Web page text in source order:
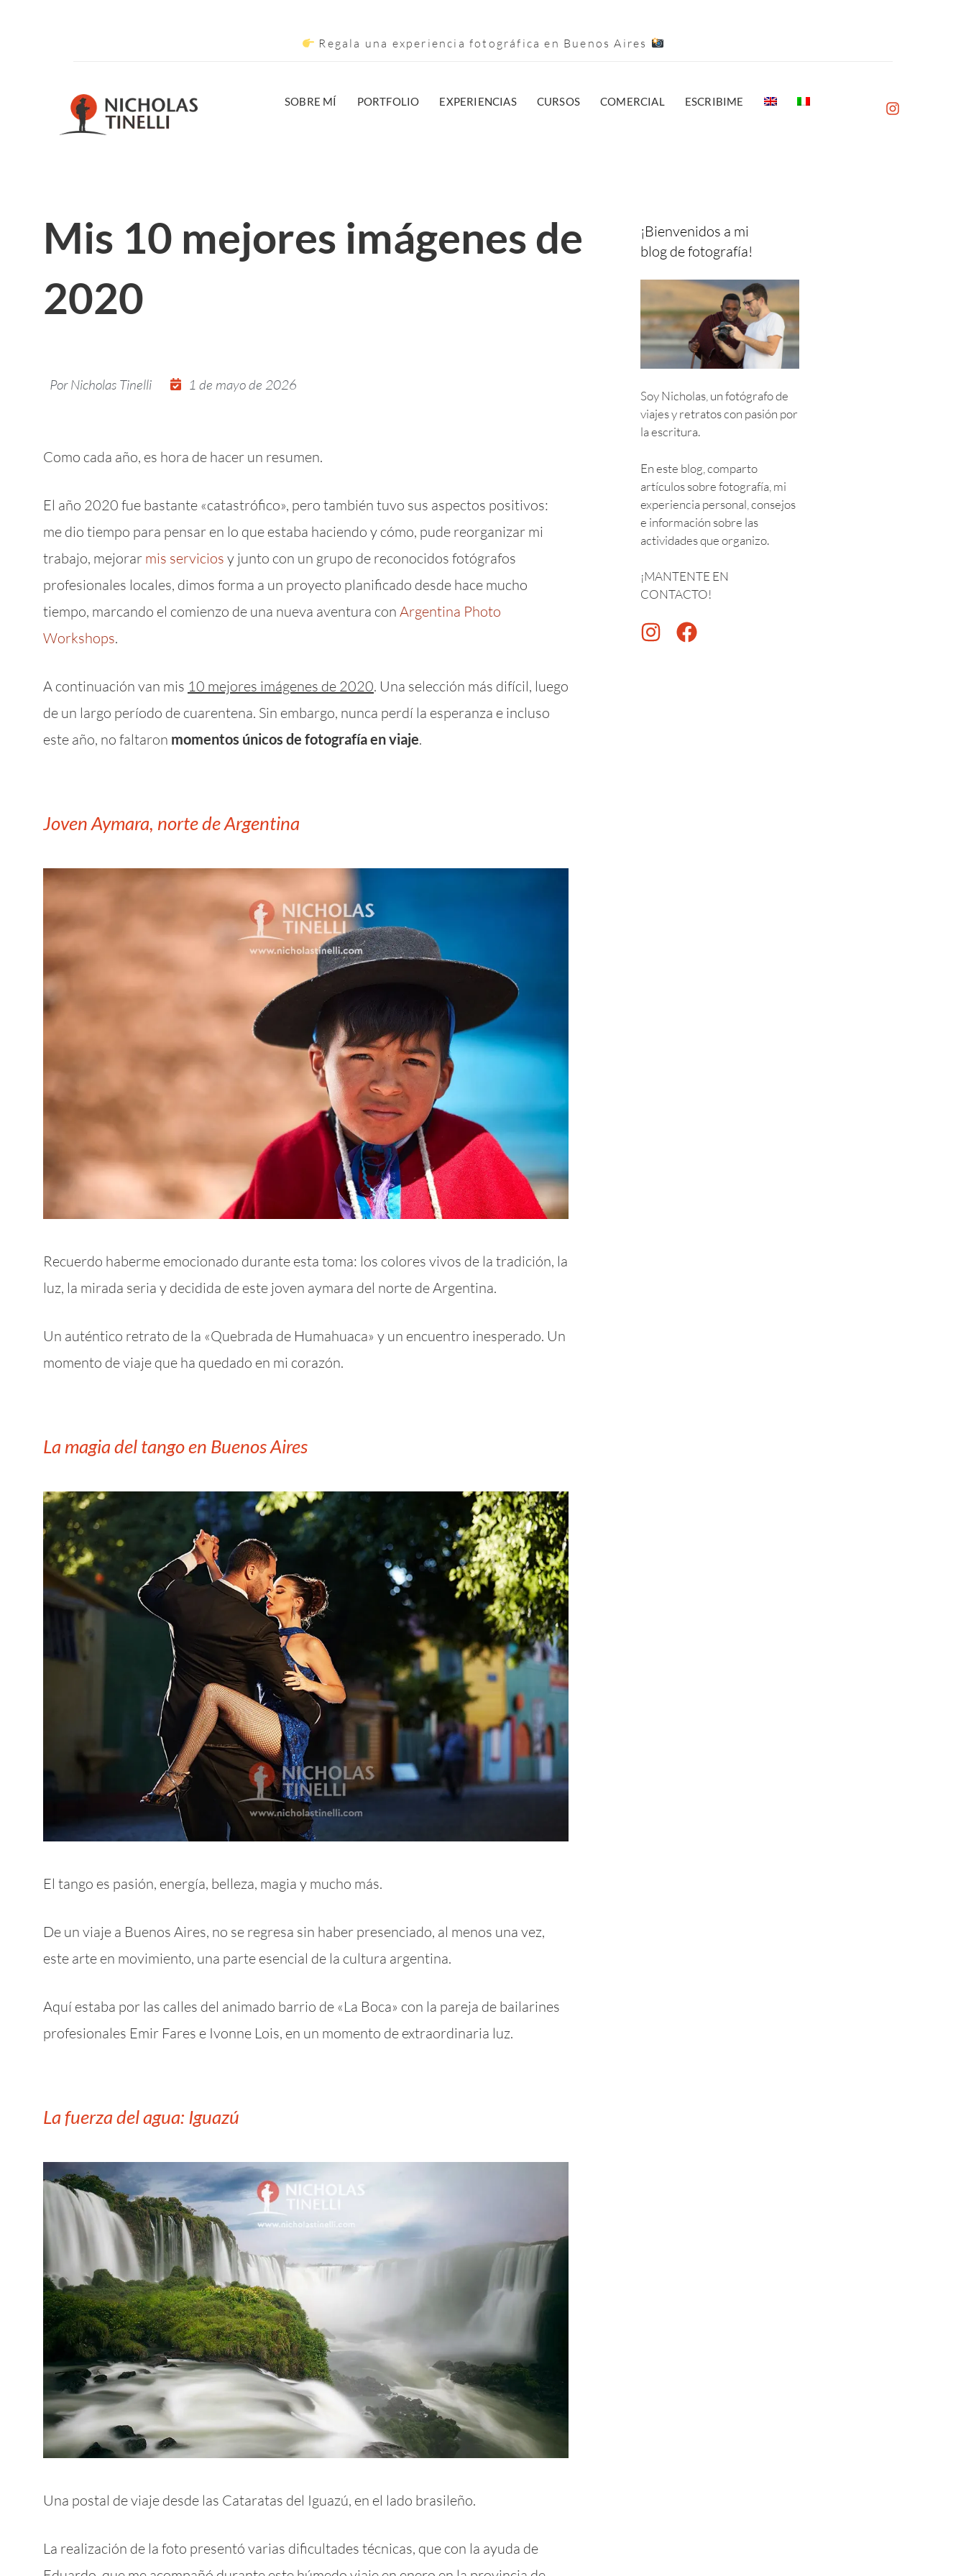
Regala una experiencia fotográfica en Buenos Aires
SOBRE MÍ PORTFOLIO EXPERIENCIAS CURSOS COMERCIAL ESCRIBIME
Mis 10 mejores imágenes de
2020
PorNicholas Tinelli 1 de mayo de 2026
Como cada año, es hora de hacer un resumen.
El año 2020 fue bastante «catastrófico», pero también tuvo sus aspectos positivos:
me dio tiempo para pensar en lo que estaba haciendo y cómo, pude reorganizar mi
trabajo, mejorar mis servicios y junto con un grupo de reconocidos fotógrafos
profesionales locales, dimos forma a un proyecto planificado desde hace mucho
tiempo, marcando el comienzo de una nueva aventura con Argentina Photo
Workshops.
A continuación van mis 10 mejores imágenes de 2020. Una selección más difícil, luego
de un largo período de cuarentena. Sin embargo, nunca perdí la esperanza e incluso
este año, no faltaron momentos únicos de fotografía en viaje.
Joven Aymara, norte de Argentina
Recuerdo haberme emocionado durante esta toma: los colores vivos de la tradición, la
luz, la mirada seria y decidida de este joven aymara del norte de Argentina.
Un auténtico retrato de la «Quebrada de Humahuaca» y un encuentro inesperado. Un
momento de viaje que ha quedado en mi corazón.
La magia del tango en Buenos Aires
El tango es pasión, energía, belleza, magia y mucho más.
De un viaje a Buenos Aires, no se regresa sin haber presenciado, al menos una vez,
este arte en movimiento, una parte esencial de la cultura argentina.
Aquí estaba por las calles del animado barrio de «La Boca» con la pareja de bailarines
profesionales Emir Fares e Ivonne Lois, en un momento de extraordinaria luz.
La fuerza del agua: Iguazú
Una postal de viaje desde las Cataratas del Iguazú, en el lado brasileño.
La realización de la foto presentó varias dificultades técnicas, que con la ayuda de
¡Bienvenidos a mi
blog de fotografía!
Soy Nicholas, un fotógrafo de
viajes y retratos con pasión por
la escritura.
En este blog, comparto
artículos sobre fotografía, mi
experiencia personal, consejos
e información sobre las
actividades que organizo.
¡MANTENTE EN
CONTACTO!